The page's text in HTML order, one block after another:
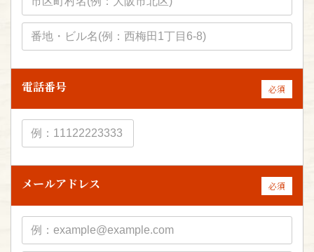
電話番号 必須
メールアドレス 必須